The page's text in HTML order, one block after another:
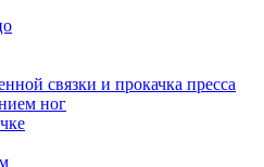
связки и прокачка пресса
ног